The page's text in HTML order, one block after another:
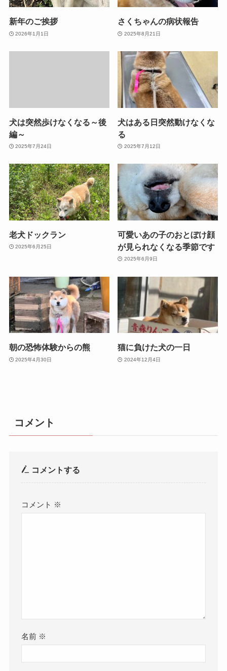
新年のご挨拶
2026年1月1日
さくちゃんの病状報告
2025年8月21日
犬は突然歩けなくなる～後
編～
2025年7月24日
犬はある日突然動けなくな
る
2025年7月12日
老犬ドックラン
2025年6月25日
可愛いあの子のおとぼけ顔
が見られなくなる季節です
2025年6月9日
朝の恐怖体験からの熊
2025年4月30日
猫に負けた犬の一日
2024年12月4日
コメント
コメントする
コメント ※
名前 ※